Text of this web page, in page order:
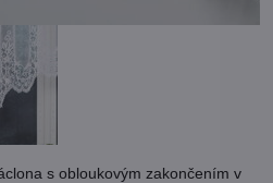
s obloukovým zakončením v